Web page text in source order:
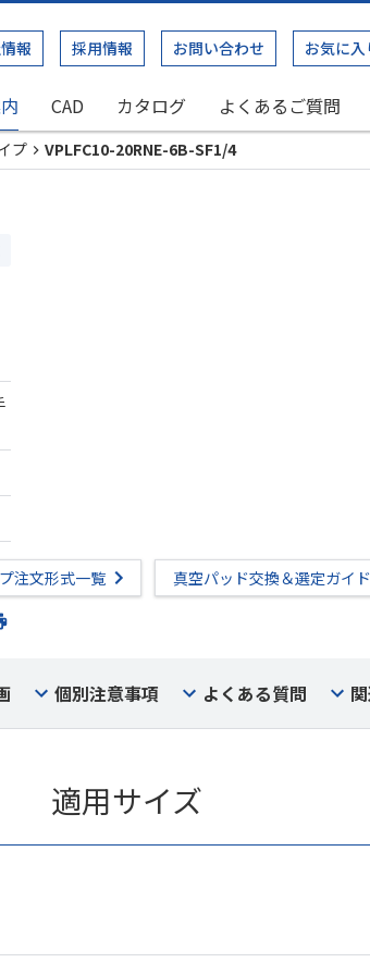
報 採用情報 お問い合わせ お気に入
CAD カタログ よくあるご質問
プ VPLFC10-20RNE-6B-SF1/4
注文形式一覧
真空パッド交換＆選定ガイド
個別注意事項 よくある質問
適用サイズ